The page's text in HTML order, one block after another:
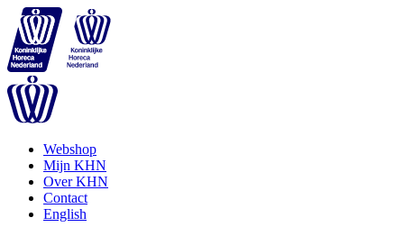
Webshop
Mijn KHN
Over KHN
Contact
English